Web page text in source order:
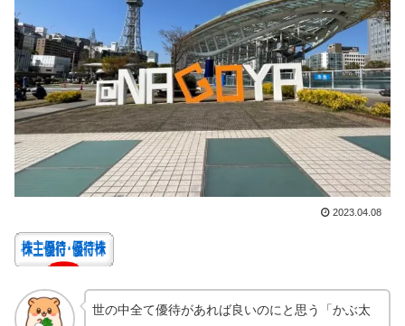
2023.04.08
世の中全て優待があれば良いのにと思う「かぶ太